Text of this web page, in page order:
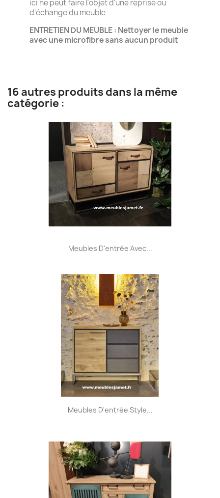
ici ne peut faire l'objet d'une reprise ou
d'échange du meuble
ENTRETIEN DU MEUBLE : Nettoyer le meuble
avec une microfibre sans aucun produit
16 autres produits dans la même
catégorie :
Meubles D'entrée Avec...
Meubles D'entrée Style...